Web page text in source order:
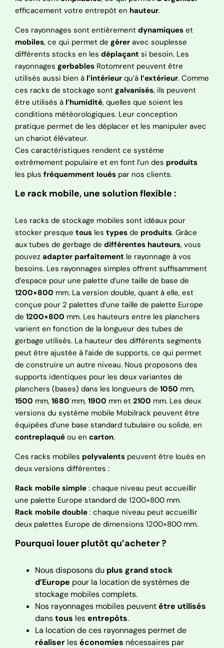
efficacement votre entrepôt en hauteur.
Ces rayonnages sont entièrement dynamiques et
mobiles, ce qui permet de gérer avec souplesse
différents stocks en les déplaçant si besoin. Les
rayonnages gerbables Rotomrent peuvent être
utilisés aussi bien à l’intérieur qu’à l’extérieur. Comme
ces racks de stockage sont galvanisés, ils peuvent
être utilisés à l’humidité, quelles que soient les
conditions météorologiques. Leur conception
pratique permet de les déplacer et les manipuler avec
un chariot élévateur.
Ces caractéristiques rendent ce système
extrêmement populaire et en font l’un des produits
les plus fréquemment loués par nos clients.
Le rack mobile, une solution flexible :
Les racks de stockage mobiles sont idéaux pour
stocker presque tous les types de produits. Grâce
aux tubes de gerbage de différentes hauteurs, vous
pouvez adapter parfaitement le rayonnage à vos
besoins. Les rayonnages simples offrent suffisamment
d’espace pour une palette d’une taille de base de
1200×800 mm. La version double, quant à elle, est
conçue pour 2 palettes d’une taille de palette Europe
de 1200×800 mm. Les hauteurs entre les planchers
varient en fonction de la longueur des tubes de
gerbage utilisés. La hauteur des différents segments
peut être ajustée à l’aide de supports, ce qui permet
de construire un autre niveau. Nous proposons des
supports identiques pour les deux variantes de
planchers (bases) dans les longueurs de 1050 mm,
1500 mm, 1680 mm, 1900 mm et 2100 mm. Les deux
versions du système mobile Mobilrack peuvent être
équipées d’une base standard tubulaire ou solide, en
contreplaqué ou en carton.
Ces racks mobiles polyvalents peuvent être loués en
deux versions différentes :
Rack mobile simple : chaque niveau peut accueillir
une palette Europe standard de 1200×800 mm.
Rack mobile double : chaque niveau peut accueillir
deux palettes Europe de dimensions 1200×800 mm.
Pourquoi louer plutôt qu’acheter ?
Nous disposons du plus grand stock
d’Europe pour la location de systèmes de
stockage mobiles complets.
Nos rayonnages mobiles peuventêtre utilisés
danstous lesentrepôts.
La location de ces rayonnages permet de
réaliser leséconomies nécessaires par